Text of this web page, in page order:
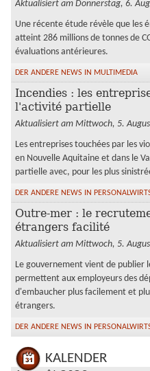
Aktualisiert am Donnerstag, 6.
Une récente étude révèle que les
atteint 286 millions de tonnes de
évaluations antérieures.
DER ANDERE NEWS IN MULTIMEDIA
Incendies : les
l'activité partielle
Aktualisiert am Mittwoch, 5.
Les entreprises touchées par les
en Nouvelle Aquitaine et dans le
partielle avec, pour les plus
DER ANDERE NEWS IN
Outre-mer : le
étrangers facilité
Aktualisiert am Mittwoch, 5.
Le gouvernement vient de publier
permettent aux employeurs des
d'embaucher plus facilement et
étrangers.
DER ANDERE NEWS IN
KALENDER